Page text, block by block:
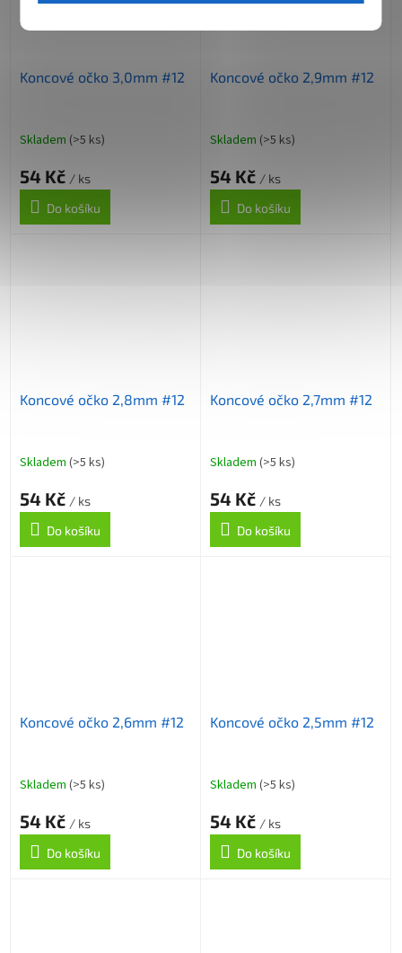
Koncové očko 3,0mm #12
Skladem (>5 ks)
54 Kč / ks
Do košíku
Koncové očko 2,9mm #12
Skladem (>5 ks)
54 Kč / ks
Do košíku
Koncové očko 2,8mm #12
Skladem (>5 ks)
54 Kč / ks
Do košíku
Koncové očko 2,7mm #12
Skladem (>5 ks)
54 Kč / ks
Do košíku
Koncové očko 2,6mm #12
Skladem (>5 ks)
54 Kč / ks
Do košíku
Koncové očko 2,5mm #12
Skladem (>5 ks)
54 Kč / ks
Do košíku